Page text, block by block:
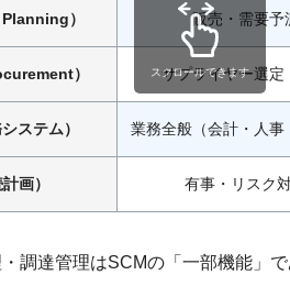
） 販売・需要予
） サプライヤー選定
ステム） 業務全般（会計・人事
画） 有事・リスク
スクロールできます
調達管理はSCMの「一部機能」